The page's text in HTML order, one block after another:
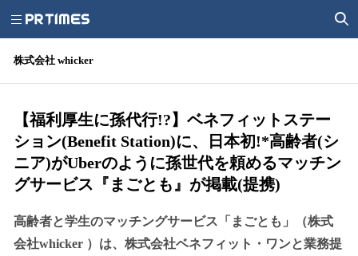
株式会社 whicker
【福利厚生に孫代行!?】ベネフィットステー
ション(Benefit Station)に、日本初!*高齢者(シ
ニア)がUberのように孫世代を頼めるマッチン
グサービス『まごとも』が掲載(提携)
高齢者と学生のマッチングサービス「まごとも」（株式
会社whicker ）は、株式会社ベネフィット・ワンと業務提